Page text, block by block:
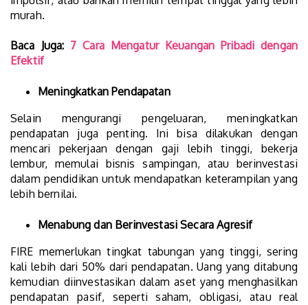
murah.
Baca Juga: 7 Cara Mengatur Keuangan Pribadi dengan
Efektif
Meningkatkan Pendapatan
Selain mengurangi pengeluaran, meningkatkan
pendapatan juga penting. Ini bisa dilakukan dengan
mencari pekerjaan dengan gaji lebih tinggi, bekerja
lembur, memulai bisnis sampingan, atau berinvestasi
dalam pendidikan untuk mendapatkan keterampilan yang
lebih bernilai.
Menabung dan Berinvestasi Secara Agresif
FIRE memerlukan tingkat tabungan yang tinggi, sering
kali lebih dari 50% dari pendapatan. Uang yang ditabung
kemudian diinvestasikan dalam aset yang menghasilkan
pendapatan pasif, seperti saham, obligasi, atau real